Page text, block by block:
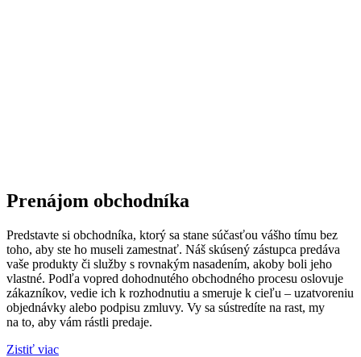
Prenájom obchodníka
Predstavte si obchodníka, ktorý sa stane súčasťou vášho tímu bez
toho, aby ste ho museli zamestnať. Náš skúsený zástupca predáva
vaše produkty či služby s rovnakým nasadením, akoby boli jeho
vlastné. Podľa vopred dohodnutého obchodného procesu oslovuje
zákazníkov, vedie ich k rozhodnutiu a smeruje k cieľu – uzatvoreniu
objednávky alebo podpisu zmluvy. Vy sa sústredíte na rast, my
na to, aby vám rástli predaje.
Zistiť viac